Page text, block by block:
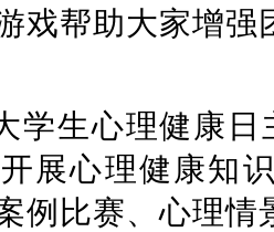
戏帮助大家增
学生心理健康
展心理健康知
例比赛、心理